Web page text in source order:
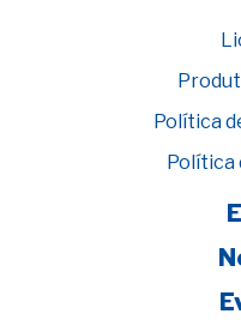
Política
Política